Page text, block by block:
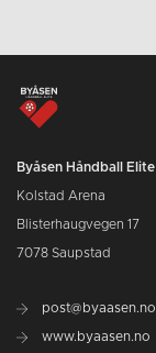
Byåsen Håndball Elite
Kolstad Arena
Blisterhaugvegen 17
7078 Saupstad
post@byaasen.no
www.byaasen.no